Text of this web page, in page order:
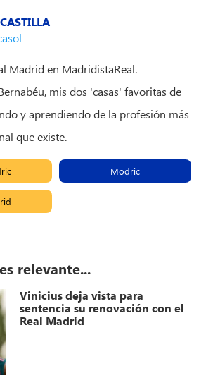
Madrid en MadridistaReal.
mis dos 'casas' favoritas de
y aprendiendo de la profesión más
que existe.
Modric
relevante...
Vinicius deja vista para
sentencia su renovación con el
Real Madrid